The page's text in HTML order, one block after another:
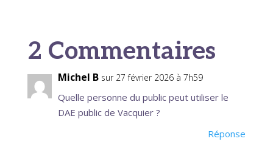
2 Commentaires
Michel B sur 27 février 2026 à 7h59
Quelle personne du public peut utiliser le
DAE public de Vacquier ?
Réponse